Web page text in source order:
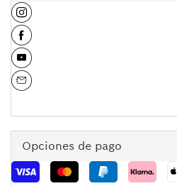
Opciones de pago